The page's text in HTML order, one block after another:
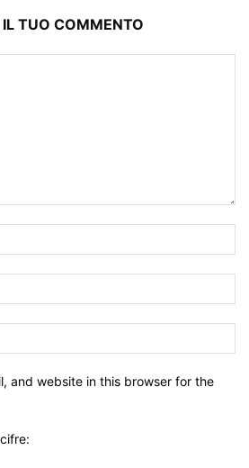
IL TUO COMMENTO
and website in this browser for the